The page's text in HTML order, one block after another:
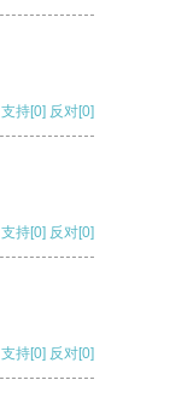
支持[0] 反对[0]
支持[0] 反对[0]
支持[0] 反对[0]